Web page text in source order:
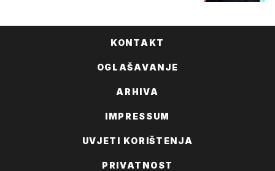
KONTAKT
OGLAŠAVANJE
ARHIVA
IMPRESSUM
UVJETI KORIŠTENJA
PRIVATNOST